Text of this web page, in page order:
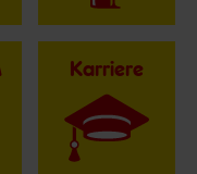
Karriere